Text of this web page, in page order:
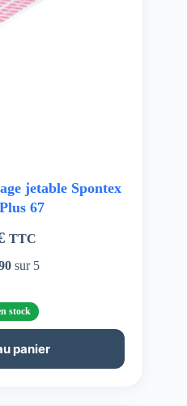
jetable Spontex
67
TTC
sur 5
stock
panier